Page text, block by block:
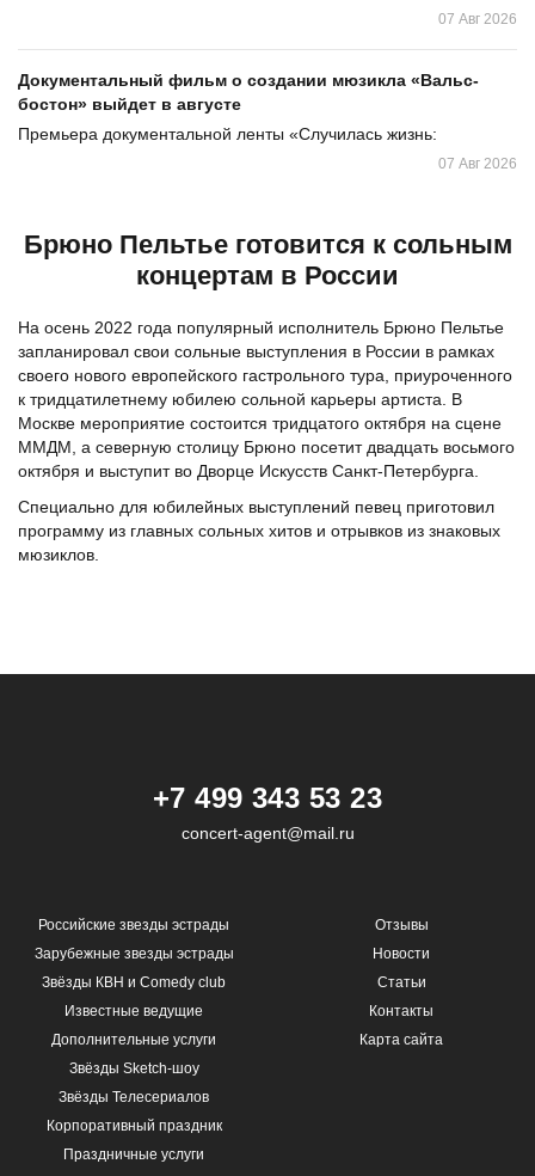
07 Авг 2026
Документальный фильм о создании мюзикла «Вальс-
бостон» выйдет в августе
Премьера документальной ленты «Случилась жизнь:
07 Авг 2026
Брюно Пельтье готовится к сольным
концертам в России
На осень 2022 года популярный исполнитель Брюно Пельтье
запланировал свои сольные выступления в России в рамках
своего нового европейского гастрольного тура, приуроченного
к тридцатилетнему юбилею сольной карьеры артиста. В
Москве мероприятие состоится тридцатого октября на сцене
ММДМ, а северную столицу Брюно посетит двадцать восьмого
октября и выступит во Дворце Искусств Санкт-Петербурга.
Специально для юбилейных выступлений певец приготовил
программу из главных сольных хитов и отрывков из знаковых
мюзиклов.
+7 499 343 53 23
concert-agent@mail.ru
Российские звезды эстрады
Зарубежные звезды эстрады
Звёзды КВН и Comedy club
Известные ведущие
Дополнительные услуги
Звёзды Sketch-шоу
Звёзды Телесериалов
Корпоративный праздник
Праздничные услуги
Отзывы
Новости
Статьи
Контакты
Карта сайта